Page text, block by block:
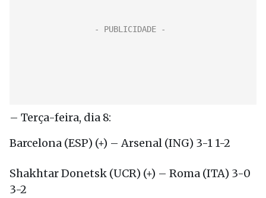
– Terça-feira, dia 8:
Barcelona (ESP) (+) – Arsenal (ING) 3-1 1-2
Shakhtar Donetsk (UCR) (+) – Roma (ITA) 3-0
3-2